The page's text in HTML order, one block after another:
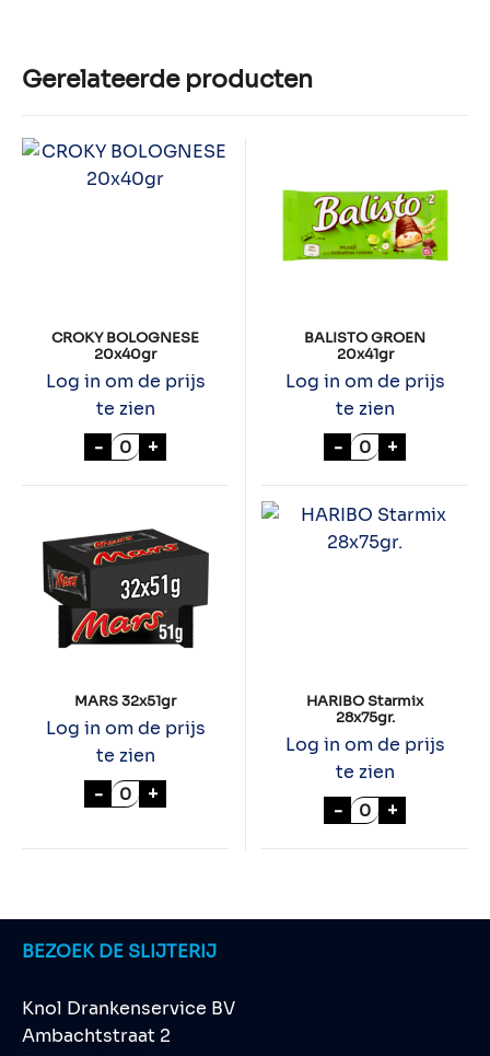
Gerelateerde producten
CROKY BOLOGNESE
20x40gr
Log in om de prijs
te zien
- CROKY BOLOGNESE 20x40gr aantal
+
BALISTO GROEN
20x41gr
Log in om de prijs
te zien
- BALISTO
+
MARS 32x51gr
Log in om de prijs
te zien
- MARS 32x51gr aantal
+
HARIBO Starmix
28x75gr.
Log in om de prijs
te zien
- HARIBO
+
BEZOEK DE SLIJTERIJ
Knol Drankenservice BV
Ambachtstraat 2